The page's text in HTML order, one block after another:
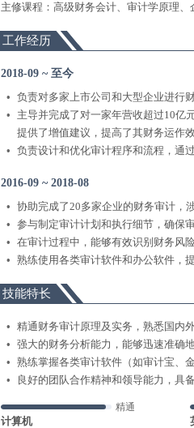
主修课程：高级财务会计、审计学原理、
工作经历
2018-09 ~ 至今
负责对多家上市公司和大型企业进行
主导并完成了对一家年营收超过10亿
提供了增值建议，提高了其财务运作效
负责设计和优化审计程序和流程，通
2016-09 ~ 2018-08
协助完成了20多家企业的财务审计，
参与制定审计计划和执行细节，确保
在审计过程中，能够有效识别财务风
熟练使用各类审计软件和办公软件，
技能特长
精通财务审计原理及实务，熟悉国内
强大的财务分析能力，能够迅速准确
熟练掌握各类审计软件（如审计宝、
良好的团队合作精神和领导能力，具
计算机
精通